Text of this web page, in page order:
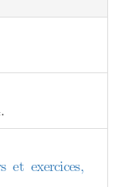
et exercices,